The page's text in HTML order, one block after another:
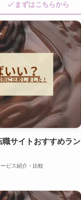
まずはこちらから
職サイトおすすめラン
ビス紹介・比較